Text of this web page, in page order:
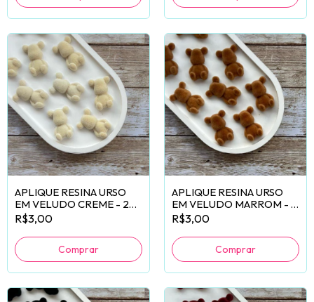
APLIQUE RESINA URSO
EM VELUDO CREME - 2
UNIDADES
R$3,00
APLIQUE RESINA URSO
EM VELUDO MARROM - 2
UNIDADES
R$3,00